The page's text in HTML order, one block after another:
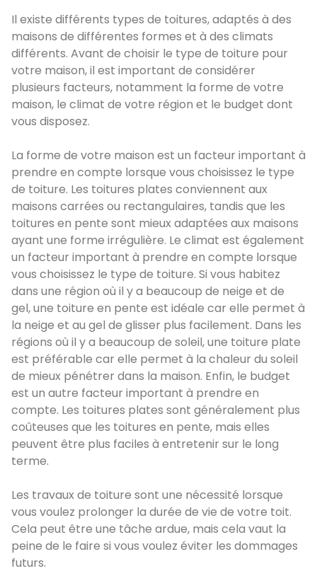
Il existe différents types de toitures, adaptés à des
maisons de différentes formes et à des climats
différents. Avant de choisir le type de toiture pour
votre maison, il est important de considérer
plusieurs facteurs, notamment la forme de votre
maison, le climat de votre région et le budget dont
vous disposez.
La forme de votre maison est un facteur important à
prendre en compte lorsque vous choisissez le type
de toiture. Les toitures plates conviennent aux
maisons carrées ou rectangulaires, tandis que les
toitures en pente sont mieux adaptées aux maisons
ayant une forme irrégulière. Le climat est également
un facteur important à prendre en compte lorsque
vous choisissez le type de toiture. Si vous habitez
dans une région où il y a beaucoup de neige et de
gel, une toiture en pente est idéale car elle permet à
la neige et au gel de glisser plus facilement. Dans les
régions où il y a beaucoup de soleil, une toiture plate
est préférable car elle permet à la chaleur du soleil
de mieux pénétrer dans la maison. Enfin, le budget
est un autre facteur important à prendre en
compte. Les toitures plates sont généralement plus
coûteuses que les toitures en pente, mais elles
peuvent être plus faciles à entretenir sur le long
terme.
Les travaux de toiture sont une nécessité lorsque
vous voulez prolonger la durée de vie de votre toit.
Cela peut être une tâche ardue, mais cela vaut la
peine de le faire si vous voulez éviter les dommages
futurs.